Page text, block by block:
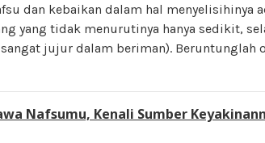
dan kebaikan dalam hal menyelisihinya
yang tidak menurutinya hanya sedikit,
jujur dalam beriman). Beruntunglah
Nafsumu, Kenali Sumber